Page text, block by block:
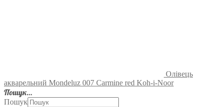
Олівець
акварельний Mondeluz 007 Carmine red Koh-i-Noor
Пошук…
Пошук